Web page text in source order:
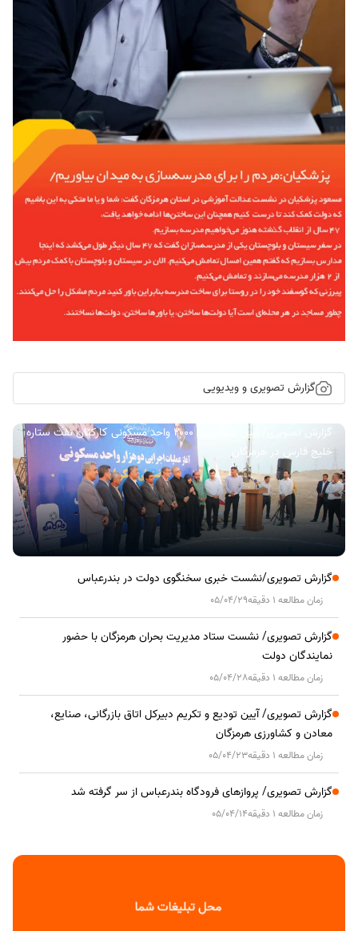
گزارش تصویری و ویدیویی
گزارش تصویری/ آیین کلنگ زنی ۲۰۰۰ واحد مسکونی کارکنان نفت ستاره
خلیج فارس در هرمزگان
گزارش تصویری/نشست خبری سخنگوی دولت در بندرعباس
زمان مطالعه 1 دقیقه 05/04/29
گزارش تصویری/ نشست ستاد مدیریت بحران هرمزگان با حضور
نمایندگان دولت
زمان مطالعه 1 دقیقه 05/04/28
گزارش تصویری/ آیین تودیع و تکریم دبیرکل اتاق بازرگانی، صنایع،
معادن و کشاورزی هرمزگان
زمان مطالعه 1 دقیقه 05/04/23
گزارش تصویری/ پروازهای فرودگاه بندرعباس از سر گرفته شد
زمان مطالعه 1 دقیقه 05/04/14